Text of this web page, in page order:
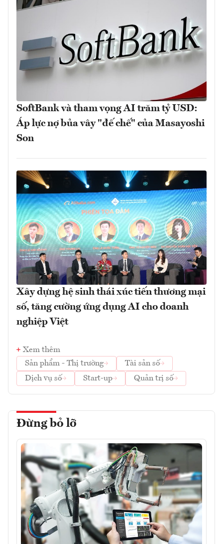
SoftBank và tham vọng AI trăm tỷ USD:
Áp lực nợ bủa vây "đế chế" của Masayoshi
Son
Xây dựng hệ sinh thái xúc tiến thương mại
số, tăng cường ứng dụng AI cho doanh
nghiệp Việt
Xem thêm
Sản phẩm - Thị trường
Tài sản số
Dịch vụ số
Start-up Quản trị số
Đừng bỏ lỡ